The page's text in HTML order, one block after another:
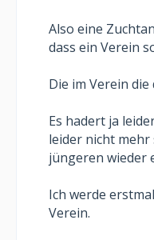
Also eine
dass ein Verein
Die im Verein
Es hadert ja
leider nicht mehr
jüngeren wieder
Ich werde
Verein.